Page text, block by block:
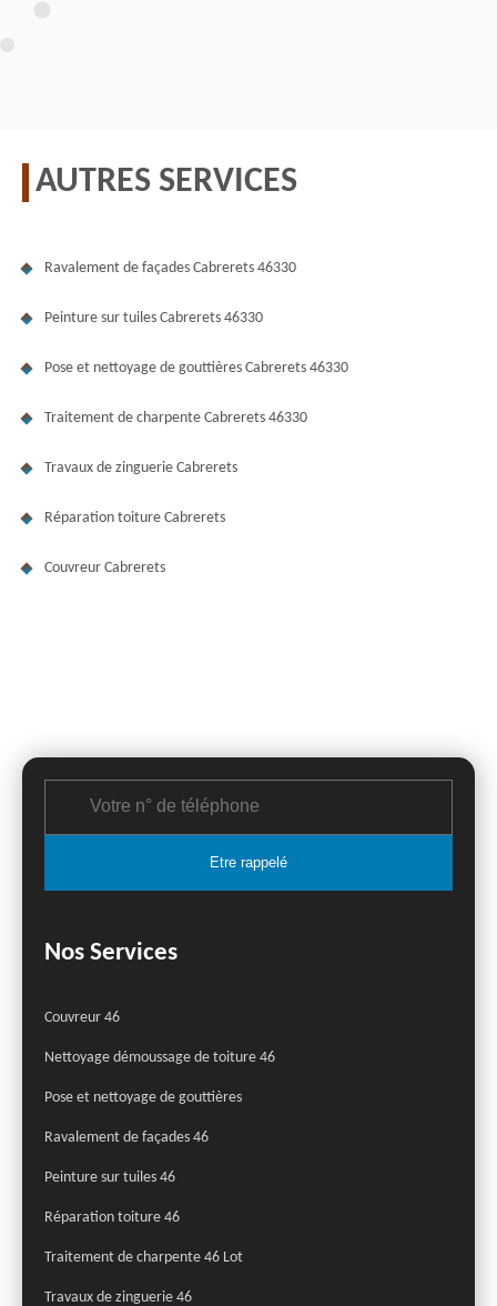
AUTRES SERVICES
Ravalement de façades Cabrerets 46330
Peinture sur tuiles Cabrerets 46330
Pose et nettoyage de gouttières Cabrerets 46330
Traitement de charpente Cabrerets 46330
Travaux de zinguerie Cabrerets
Réparation toiture Cabrerets
Couvreur Cabrerets
Nos Services
Couvreur 46
Nettoyage démoussage de toiture 46
Pose et nettoyage de gouttières
Ravalement de façades 46
Peinture sur tuiles 46
Réparation toiture 46
Traitement de charpente 46 Lot
Travaux de zinguerie 46